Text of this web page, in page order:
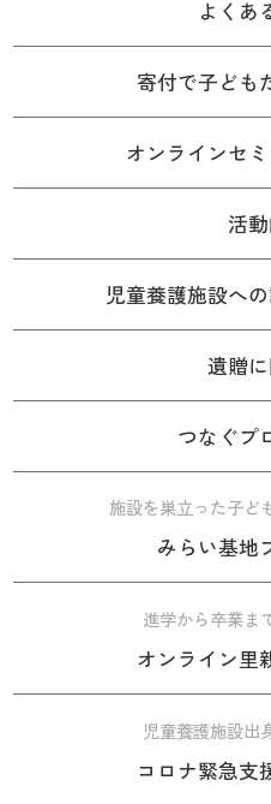
よくあ
寄付で子ども
オンラインセ
活
児童養護施設へ
遺贈
つなぐプ
施設を巣立った子ど
みらい基地
進学から卒業ま
オンライン里
児童養護施設出
コロナ緊急支